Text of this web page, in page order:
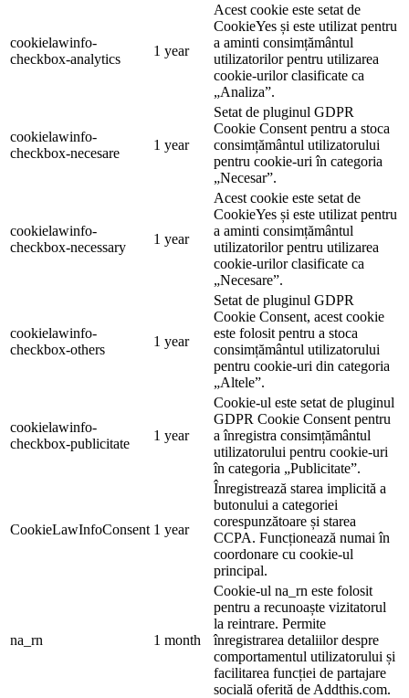
cookielawinfo-
checkbox-analytics
1 year
Acest cookie este setat de
CookieYes și este utilizat pentru
a aminti consimțământul
utilizatorilor pentru utilizarea
cookie-urilor clasificate ca
„Analiza”.
cookielawinfo-
checkbox-necesare
1 year
Setat de pluginul GDPR
Cookie Consent pentru a stoca
consimțământul utilizatorului
pentru cookie-uri în categoria
„Necesar”.
cookielawinfo-
checkbox-necessary
1 year
Acest cookie este setat de
CookieYes și este utilizat pentru
a aminti consimțământul
utilizatorilor pentru utilizarea
cookie-urilor clasificate ca
„Necesare”.
cookielawinfo-
checkbox-others
1 year
Setat de pluginul GDPR
Cookie Consent, acest cookie
este folosit pentru a stoca
consimțământul utilizatorului
pentru cookie-uri din categoria
„Altele”.
cookielawinfo-
checkbox-publicitate
1 year
Cookie-ul este setat de pluginul
GDPR Cookie Consent pentru
a înregistra consimțământul
utilizatorului pentru cookie-uri
în categoria „Publicitate”.
CookieLawInfoConsent 1 year
Înregistrează starea implicită a
butonului a categoriei
corespunzătoare și starea
CCPA. Funcționează numai în
coordonare cu cookie-ul
principal.
na_rn 1 month
Cookie-ul na_rn este folosit
pentru a recunoaște vizitatorul
la reintrare. Permite
înregistrarea detaliilor despre
comportamentul utilizatorului și
facilitarea funcției de partajare
socială oferită de Addthis.com.